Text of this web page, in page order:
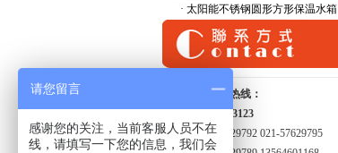
· 太阳能不锈钢圆形方形保温水箱
全国服务热线：
15821413123
021-57629792 021-57629795
请您留言
感谢您的关注，当前客服人员不在
线，请填写一下您的信息，我们会